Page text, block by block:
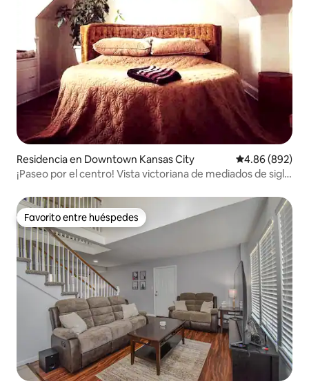
Residencia en Downtown Kansas City Calificación
4.86 (892)
¡Paseo por el centro! Vista victoriana de mediados de siglo
Favorito entre huéspedes
Favorito entre huéspedes